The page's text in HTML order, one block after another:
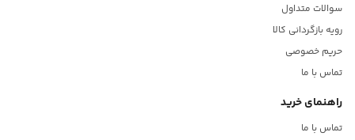
سوالات متداول
رویه بازگردانی کالا
حریم خصوصی
تماس با ما
راهنمای خرید
تماس با ما